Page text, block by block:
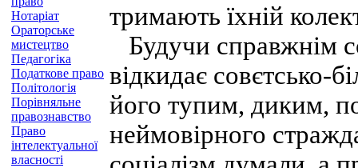
Нотаріат
Ораторське
мистецтво
Педагогіка
Податкове право
Політологія
Порівняльне
правознавство
Право
інтелектуальної
власності
тримають їхній
Будучи справжнім
відкидає совєтсько-
його тупим, диким,
неймовірного